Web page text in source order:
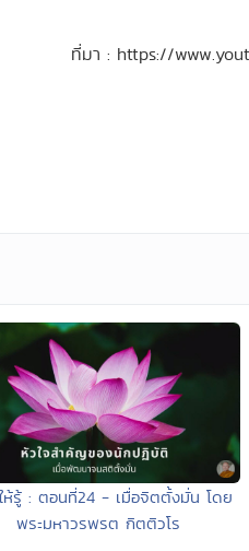
ที่มา : https://
ห้รู้ : ตอนที่24 - เมื่อจิตตั้งมั่น โดย
พระมหาวรพรต กิตติวโร